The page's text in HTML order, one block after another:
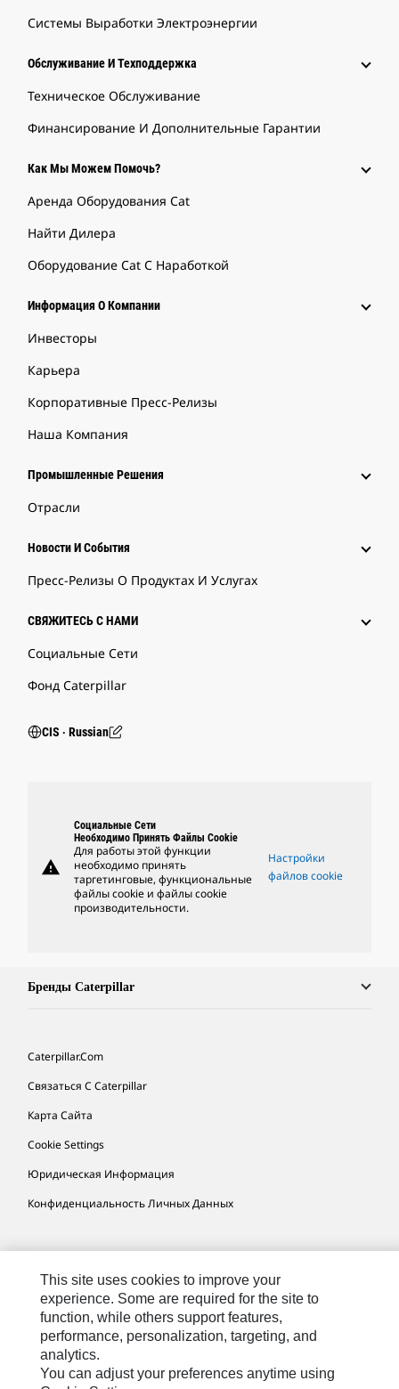
Системы Выработки Электроэнергии
Обслуживание И Техподдержка
Техническое Обслуживание
Финансирование И Дополнительные Гарантии
Как Мы Можем Помочь?
Аренда Оборудования Cat
Найти Дилера
Оборудование Cat С Наработкой
Информация О Компании
Инвесторы
Карьера
Корпоративные Пресс-Релизы
Наша Компания
Промышленные Решения
Отрасли
Новости И События
Пресс-Релизы О Продуктах И Услугах
СВЯЖИТЕСЬ С НАМИ
Социальные Сети
Фонд Caterpillar
CIS ‧ Russian
warning
Социальные Сети
Необходимо Принять Файлы Cookie
Для работы этой функции
необходимо принять
таргетинговые, функциональные
файлы cookie и файлы cookie
производительности.
Настройки
файлов cookie
Бренды Caterpillar
Caterpillar.com
Связаться С Caterpillar
Карта Сайта
Cookie Settings
Юридическая Информация
Конфиденциальность Личных Данных
This site uses cookies to improve your
experience. Some are required for the site to
function, while others support features,
performance, personalization, targeting, and
analytics.
You can adjust your preferences anytime using